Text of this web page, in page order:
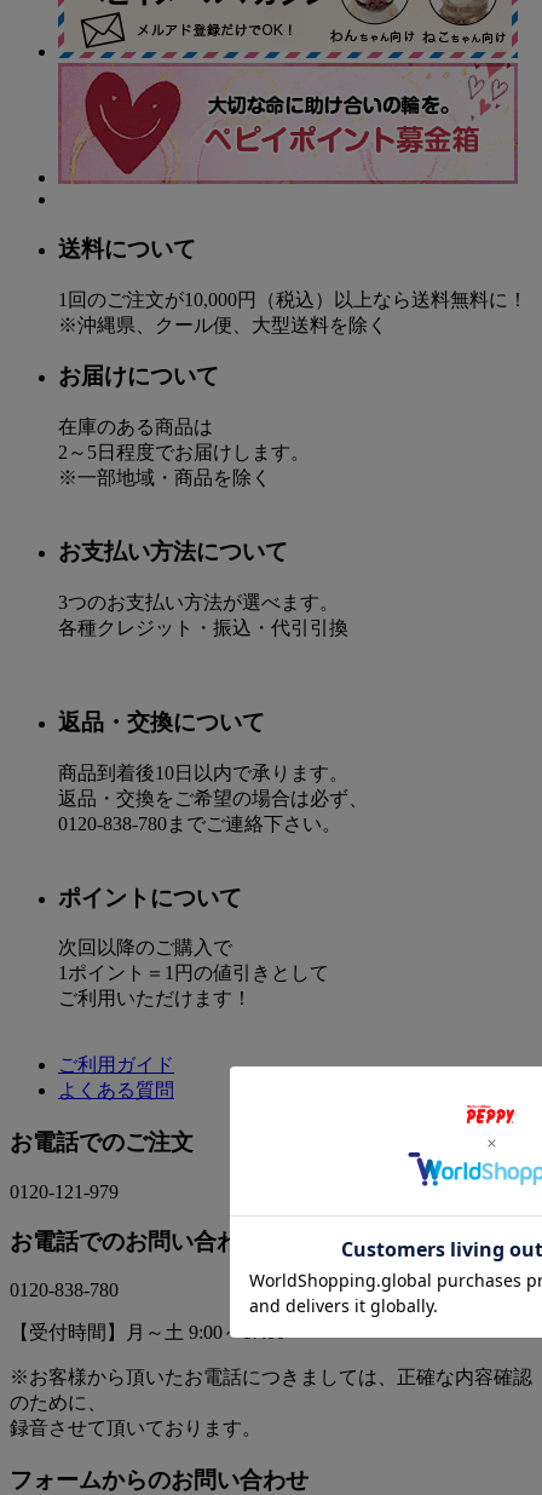
送料について
1回のご注文が10,000円（税込）以上なら送料無料に！
※沖縄県、クール便、大型送料を除く
お届けについて
在庫のある商品は
2～5日程度でお届けします。
※一部地域・商品を除く
お支払い方法について
3つのお支払い方法が選べます。
各種クレジット・振込・代引引換
返品・交換について
商品到着後10日以内で承ります。
返品・交換をご希望の場合は必ず、
0120-838-780までご連絡下さい。
ポイントについて
次回以降のご購入で
1ポイント＝1円の値引きとして
ご利用いただけます！
ご利用ガイド
よくある質問
お電話でのご注文
0120-121-979
お電話でのお問い合わせ
0120-838-780
【受付時間】月～土 9:00～17:00
※お客様から頂いたお電話につきましては、正確な内容確認
のために、
録音させて頂いております。
フォームからのお問い合わせ